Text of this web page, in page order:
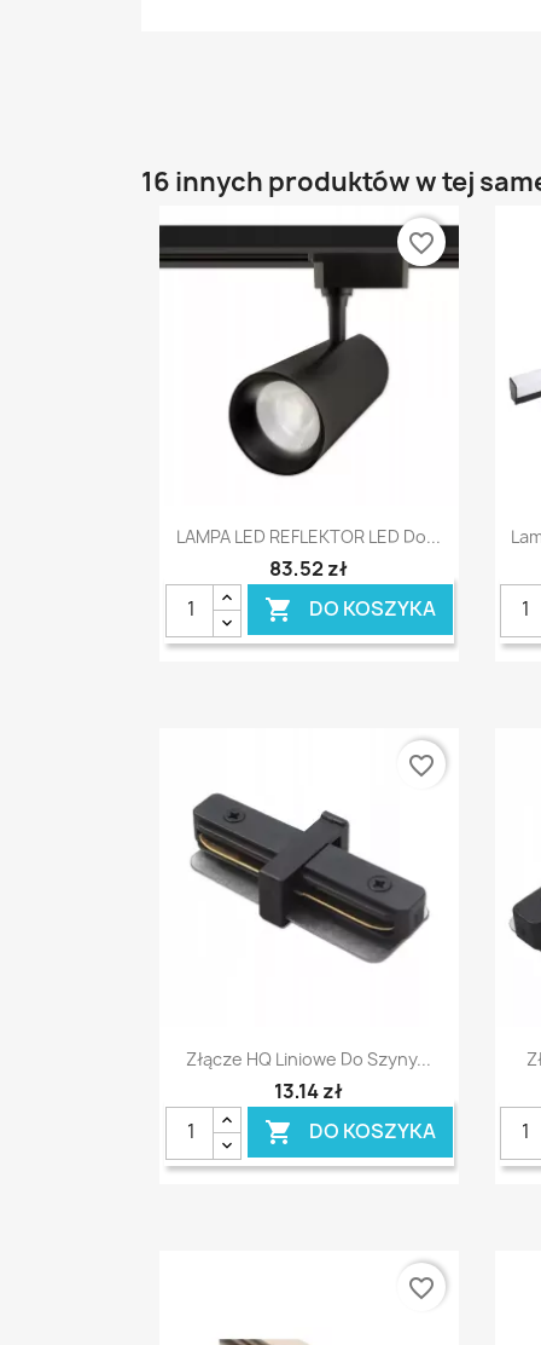
16 innych produktów w tej
Szybki podgląd
LAMPA LED REFLEKTOR LED Do...
83,52 zł
 DO KOSZYKA
favorite_border
Szybki podgląd
Złącze HQ Liniowe Do Szyny...
13,14 zł
 DO KOSZYKA
favorite_border
favorite_border